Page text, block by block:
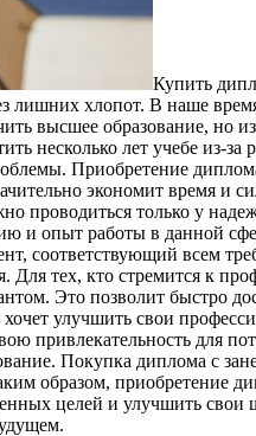
Купить
хлопот. В наше
образование, но
несколько лет учебе из-
Приобретение
экономит время и
проводиться только у
опыт работы в данной
соответствующий всем
Для тех, кто стремится к
Это позволит быстро
улучшить свои
привлекательность для
Покупка диплома с
образом, приобретение
целей и улучшить